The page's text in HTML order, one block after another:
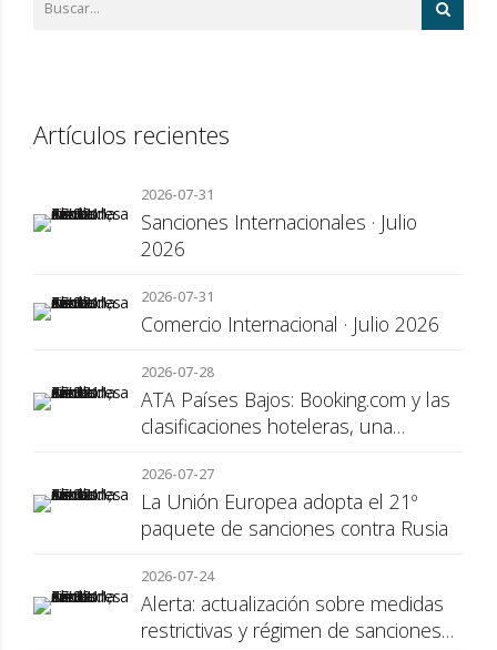
Artículos recientes
2026-07-31
Sanciones Internacionales · Julio
2026
2026-07-31
Comercio Internacional · Julio 2026
2026-07-28
ATA Países Bajos: Booking.com y las
clasificaciones hoteleras, una
consumidor
2026-07-27
La Unión Europea adopta el 21º
paquete de sanciones contra Rusia
2026-07-24
Alerta: actualización sobre medidas
restrictivas y régimen de sanciones